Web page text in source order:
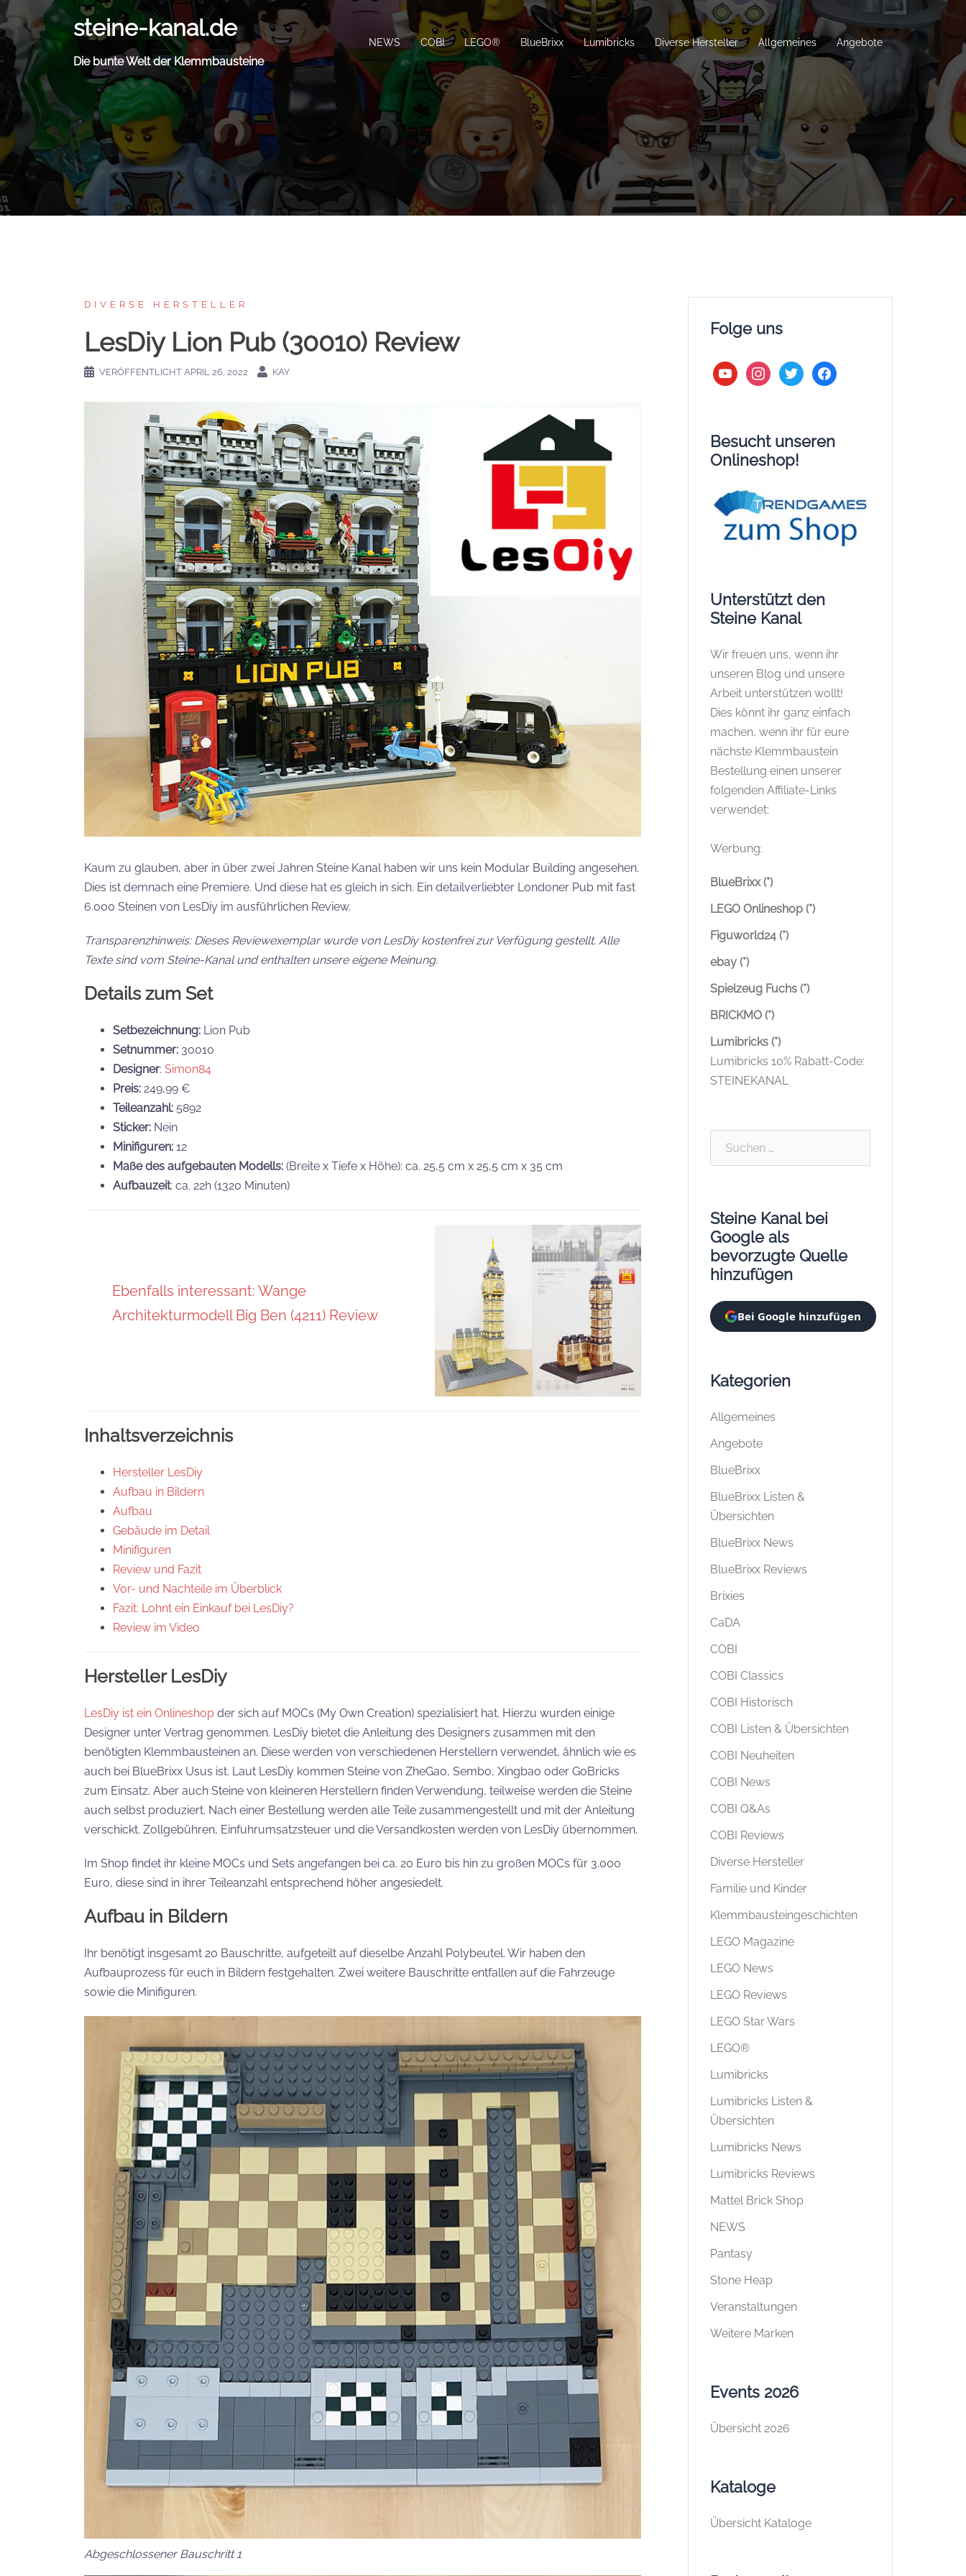
Zum
Inhalt
springen
steine-kanal.de
Die bunte Welt der Klemmbausteine
NEWS COBI LEGO® BlueBrixx Lumibricks Diverse Hersteller Allgemeines Angebote
DIVERSE HERSTELLER
LesDiy Lion Pub (30010) Review
VERÖFFENTLICHT APRIL 26, 2022 KAY
Kaum zu glauben, aber in über zwei Jahren Steine Kanal haben wir uns kein Modular Building angesehen.
Dies ist demnach eine Premiere. Und diese hat es gleich in sich. Ein detailverliebter Londoner Pub mit fast
6.000 Steinen von LesDiy im ausführlichen Review.
Transparenzhinweis: Dieses Reviewexemplar wurde von LesDiy kostenfrei zur Verfügung gestellt. Alle
Texte sind vom Steine-Kanal und enthalten unsere eigene Meinung.
Details zum Set
Setbezeichnung: Lion Pub
Setnummer: 30010
Designer: Simon84
Preis: 249,99 €
Teileanzahl: 5892
Sticker: Nein
Minifiguren: 12
Maße des aufgebauten Modells: (Breite x Tiefe x Höhe): ca. 25,5 cm x 25,5 cm x 35 cm
Aufbauzeit: ca. 22h (1320 Minuten)
Ebenfalls interessant: Wange
Architekturmodell Big Ben (4211) Review
Inhaltsverzeichnis
Hersteller LesDiy
Aufbau in Bildern
Aufbau
Gebäude im Detail
Minifiguren
Review und Fazit
Vor- und Nachteile im Überblick
Fazit: Lohnt ein Einkauf bei LesDiy?
Review im Video
Hersteller LesDiy
LesDiy ist ein Onlineshop der sich auf MOCs (My Own Creation) spezialisiert hat. Hierzu wurden einige
Designer unter Vertrag genommen. LesDiy bietet die Anleitung des Designers zusammen mit den
benötigten Klemmbausteinen an. Diese werden von verschiedenen Herstellern verwendet, ähnlich wie es
auch bei BlueBrixx Usus ist. Laut LesDiy kommen Steine von ZheGao, Sembo, Xingbao oder GoBricks
zum Einsatz. Aber auch Steine von kleineren Herstellern finden Verwendung, teilweise werden die Steine
auch selbst produziert. Nach einer Bestellung werden alle Teile zusammengestellt und mit der Anleitung
verschickt. Zollgebühren, Einfuhrumsatzsteuer und die Versandkosten werden von LesDiy übernommen.
Im Shop findet ihr kleine MOCs und Sets angefangen bei ca. 20 Euro bis hin zu großen MOCs für 3.000
Euro, diese sind in ihrer Teileanzahl entsprechend höher angesiedelt.
Aufbau in Bildern
Ihr benötigt insgesamt 20 Bauschritte, aufgeteilt auf dieselbe Anzahl Polybeutel. Wir haben den
Aufbauprozess für euch in Bildern festgehalten. Zwei weitere Bauschritte entfallen auf die Fahrzeuge
sowie die Minifiguren.
Abgeschlossener Bauschritt 1
Folge uns
youtubeinstagram
twitter facebook
Besucht unseren
Onlineshop!
Unterstützt den
Steine Kanal
Wir freuen uns, wenn ihr
unseren Blog und unsere
Arbeit unterstützen wollt!
Dies könnt ihr ganz einfach
machen, wenn ihr für eure
nächste Klemmbaustein
Bestellung einen unserer
folgenden Affiliate-Links
verwendet:
Werbung:
BlueBrixx (*)
LEGO Onlineshop (*)
Figuworld24 (*)
ebay (*)
Spielzeug Fuchs (*)
BRICKMO (*)
Lumibricks (*)
Lumibricks 10% Rabatt-Code:
STEINEKANAL
Steine Kanal bei
Google als
bevorzugte Quelle
hinzufügen
Bei Google hinzufügen
Kategorien
Allgemeines
Angebote
BlueBrixx
BlueBrixx Listen &
Übersichten
BlueBrixx News
BlueBrixx Reviews
Brixies
CaDA
COBI
COBI Classics
COBI Historisch
COBI Listen & Übersichten
COBI Neuheiten
COBI News
COBI Q&As
COBI Reviews
Diverse Hersteller
Familie und Kinder
Klemmbausteingeschichten
LEGO Magazine
LEGO News
LEGO Reviews
LEGO Star Wars
LEGO®
Lumibricks
Lumibricks Listen &
Übersichten
Lumibricks News
Lumibricks Reviews
Mattel Brick Shop
NEWS
Pantasy
Stone Heap
Veranstaltungen
Weitere Marken
Events 2026
Übersicht 2026
Kataloge
Übersicht Kataloge